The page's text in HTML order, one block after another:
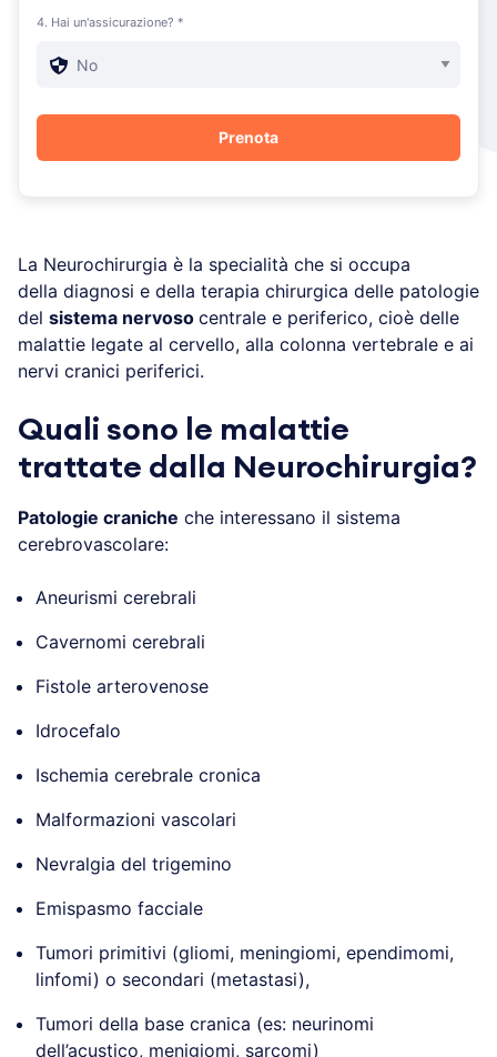
4. Hai un'assicurazione? *
La Neurochirurgia è la specialità che si occupa
della diagnosi e della terapia chirurgica delle patologie
del sistema nervoso centrale e periferico, cioè delle
malattie legate al cervello, alla colonna vertebrale e ai
nervi cranici periferici.
Quali sono le malattie
trattate dalla Neurochirurgia?
Patologie craniche che interessano il sistema
cerebrovascolare:
Aneurismi cerebrali
Cavernomi cerebrali
Fistole arterovenose
Idrocefalo
Ischemia cerebrale cronica
Malformazioni vascolari
Nevralgia del trigemino
Emispasmo facciale
Tumori primitivi (gliomi, meningiomi, ependimomi,
linfomi) o secondari (metastasi),
Tumori della base cranica (es: neurinomi
dell’acustico, menigiomi, sarcomi)